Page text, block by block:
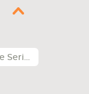
ThinkPad Type Series